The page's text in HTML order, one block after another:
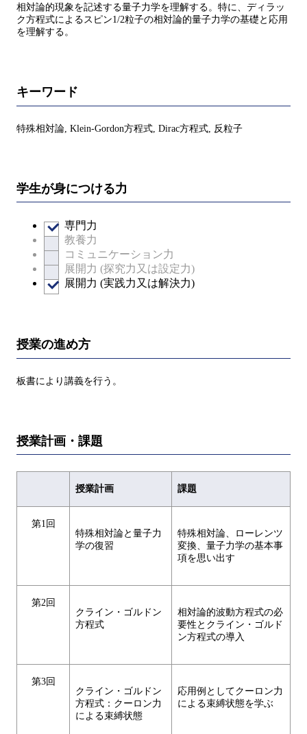
相対論的現象を記述する量子力学を理解する。特に、ディラッ
ク方程式によるスピン1/2粒子の相対論的量子力学の基礎と応用
を理解する。
キーワード
特殊相対論, Klein-Gordon方程式, Dirac方程式, 反粒子
学生が身につける力
専門力
教養力
コミュニケーション力
展開力 (探究力又は設定力)
展開力 (実践力又は解決力)
授業の進め方
板書により講義を行う。
授業計画・課題
授業計画 課題
第1回
特殊相対論と量子力
学の復習
特殊相対論、ローレンツ
変換、量子力学の基本事
項を思い出す
第2回
クライン・ゴルドン
方程式
相対論的波動方程式の必
要性とクライン・ゴルド
ン方程式の導入
第3回
クライン・ゴルドン
方程式：クーロン力
による束縛状態
応用例としてクーロン力
による束縛状態を学ぶ